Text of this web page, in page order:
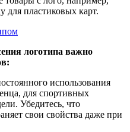
для пластиковых карт.
логотипа важно
использования
для спортивных
Убедитесь, что
свои свойства даже при